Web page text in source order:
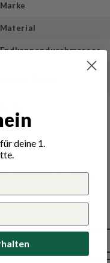
Marke
Material
Endkappendurchmesser
Schutz
deine 1.